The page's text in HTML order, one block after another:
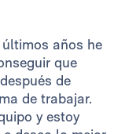
años he
que
de
de trabajar.
y estoy